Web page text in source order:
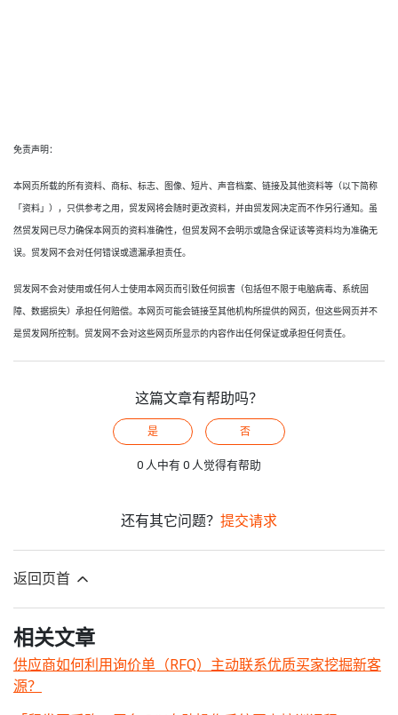
免责声明：
本网页所载的所有资料、商标、标志、图像、短片、声音档案、链接及其他资料等（以下简称
「资料」），只供参考之用，贸发网将会随时更改资料，并由贸发网决定而不作另行通知。虽
然贸发网已尽力确保本网页的资料准确性，但贸发网不会明示或隐含保证该等资料均为准确无
误。贸发网不会对任何错误或遗漏承担责任。
贸发网不会对使用或任何人士使用本网页而引致任何损害（包括但不限于电脑病毒、系统固
障、数据损失）承担任何赔偿。本网页可能会链接至其他机构所提供的网页，但这些网页并不
是贸发网所控制。贸发网不会对这些网页所显示的内容作出任何保证或承担任何责任。
这篇文章有帮助吗？
是 否
0 人中有 0 人觉得有帮助
还有其它问题？ 提交请求
返回页首
相关文章
供应商如何利用询价单（RFQ）主动联系优质买家挖掘新客
源？